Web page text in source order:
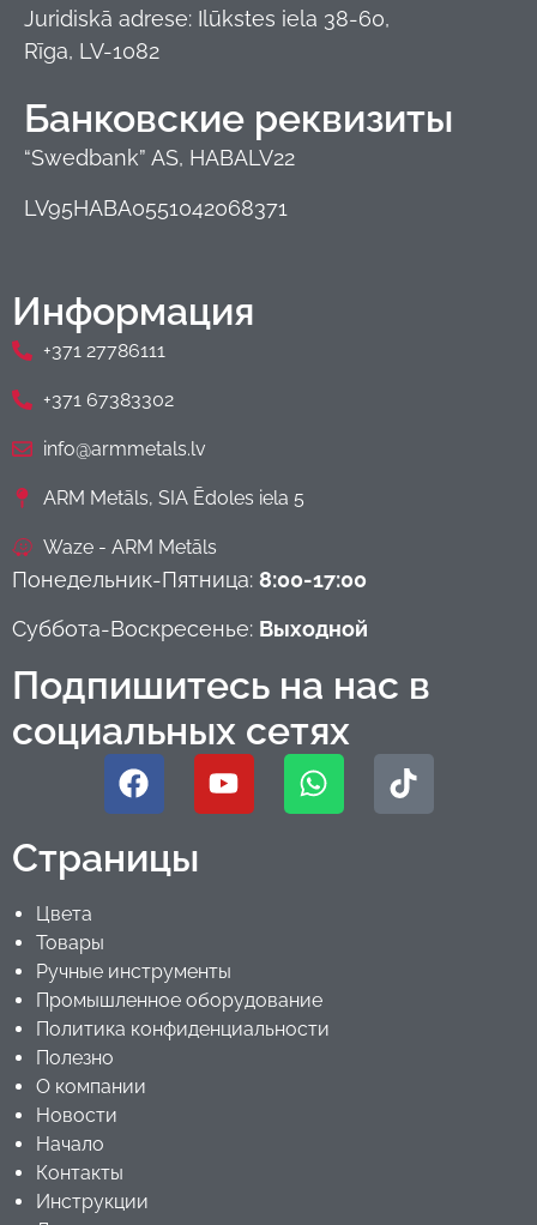
Juridiskā adrese: Ilūkstes iela 38-60,
Rīga, LV-1082
Банковские реквизиты
“Swedbank” AS, HABALV22
LV95HABA0551042068371
Информация
+371 27786111
+371 67383302
info@armmetals.lv
ARM Metāls, SIA Ēdoles iela 5
Waze - ARM Metāls
Понедельник-Пятница: 8:00-17:00
Суббота-Воскресенье: Выходной
Подпишитесь на нас в
социальных сетях
Страницы
Цвета
Товары
Ручные инструменты
Промышленное оборудование
Политика конфиденциальности
Полезно
О компании
Новости
Начало
Контакты
Инструкции